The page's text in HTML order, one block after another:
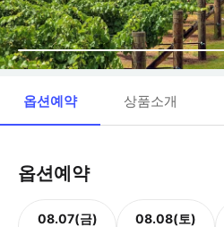
옵션예약 상품소개
옵션예약
08.07(금) 08.08(토)